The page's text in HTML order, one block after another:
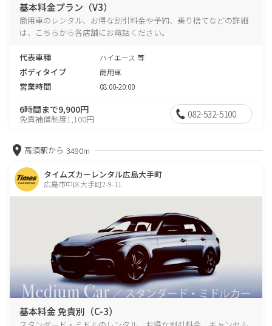
基本料金プラン（V3）
商用車のレンタル、お得な割引料金や予約、乗り捨てなどの詳細
は、こちらから各店舗にお電話ください。
代表車種 ハイエース 等
ボディタイプ 商用車
営業時間 08:00-20:00
6時間まで9,900円
免責補償制度1,100円 082-532-5100
高須駅から 3490m
タイムズカーレンタル広島大手町
広島市中区大手町2-9-11
基本料金 免責別（C-3）